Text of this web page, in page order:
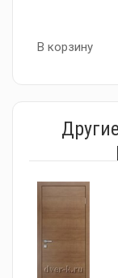
В корзину